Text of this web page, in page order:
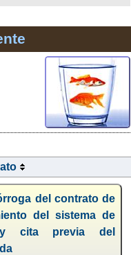
del contrato de
del sistema de
cita previa del